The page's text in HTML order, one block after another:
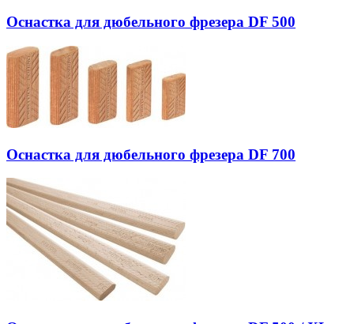
Оснастка для дюбельного фрезера DF 500
Оснастка для дюбельного фрезера DF 700